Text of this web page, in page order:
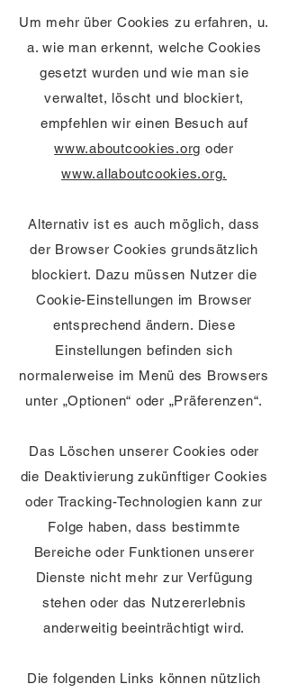
Um mehr über Cookies zu erfahren, u.
a. wie man erkennt, welche Cookies
gesetzt wurden und wie man sie
verwaltet, löscht und blockiert,
empfehlen wir einen Besuch auf
www.aboutcookies.org oder
www.allaboutcookies.org.
Alternativ ist es auch möglich, dass
der Browser Cookies grundsätzlich
blockiert. Dazu müssen Nutzer die
Cookie-Einstellungen im Browser
entsprechend ändern. Diese
Einstellungen befinden sich
normalerweise im Menü des Browsers
unter „Optionen“ oder „Präferenzen“.
Das Löschen unserer Cookies oder
die Deaktivierung zukünftiger Cookies
oder Tracking-Technologien kann zur
Folge haben, dass bestimmte
Bereiche oder Funktionen unserer
Dienste nicht mehr zur Verfügung
stehen oder das Nutzererlebnis
anderweitig beeinträchtigt wird.
Die folgenden Links können nützlich